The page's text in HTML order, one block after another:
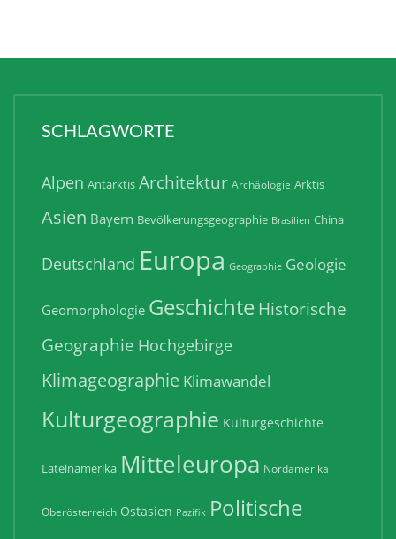
SCHLAGWORTE
Alpen Antarktis Architektur Archäologie Arktis
Asien Bayern Bevölkerungsgeographie Brasilien China
Deutschland Europa Geographie Geologie
Geomorphologie GeschichteHistorische
Geographie Hochgebirge
Klimageographie Klimawandel
Kulturgeographie Kulturgeschichte
Lateinamerika Mitteleuropa Nordamerika
Oberösterreich Ostasien Pazifik Politische